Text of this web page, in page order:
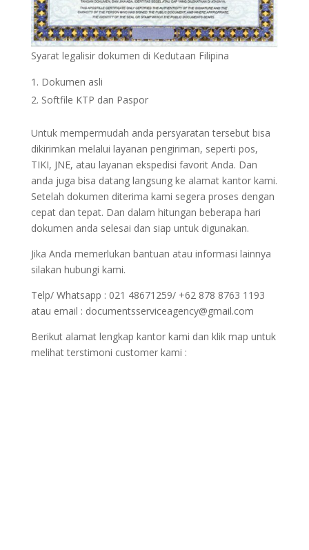
Syarat legalisir dokumen di Kedutaan Filipina
Dokumen asli
Softfile KTP dan Paspor
Untuk mempermudah anda persyaratan tersebut bisa
dikirimkan melalui layanan pengiriman, seperti pos,
TIKI, JNE, atau layanan ekspedisi favorit Anda. Dan
anda juga bisa datang langsung ke alamat kantor kami.
Setelah dokumen diterima kami segera proses dengan
cepat dan tepat. Dan dalam hitungan beberapa hari
dokumen anda selesai dan siap untuk digunakan.
Jika Anda memerlukan bantuan atau informasi lainnya
silakan hubungi kami.
Telp/ Whatsapp : 021 48671259/ +62 878 8763 1193
atau email : documentsserviceagency@gmail.com
Berikut alamat lengkap kantor kami dan klik map untuk
melihat terstimoni customer kami :